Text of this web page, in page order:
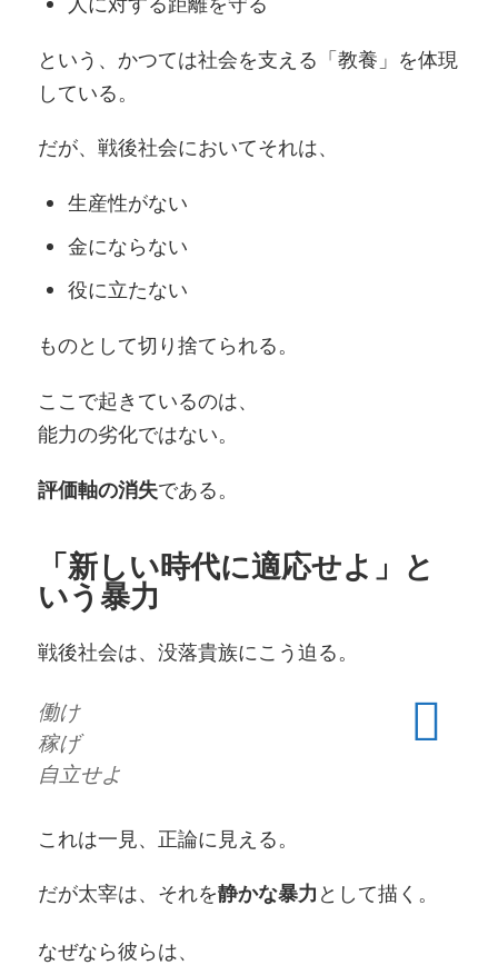
という、かつては社会を支える「教養」を体現
している。
だが、戦後社会においてそれは、
生産性がない
金にならない
役に立たない
ものとして切り捨てられる。
ここで起きているのは、
能力の劣化ではない。
評価軸の消失である。
「新しい時代に適応せよ」と
いう暴力
戦後社会は、没落貴族にこう迫る。
働け
稼げ
自立せよ
これは一見、正論に見える。
だが太宰は、それを静かな暴力 として描く。
なぜなら彼らは、